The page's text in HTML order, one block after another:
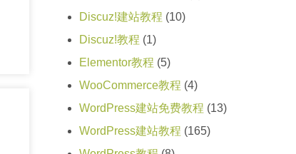
Discuz!建站教程 (10)
Discuz!教程 (1)
Elementor教程 (5)
WooCommerce教程 (4)
WordPress建站免费教程 (13)
WordPress建站教程 (165)